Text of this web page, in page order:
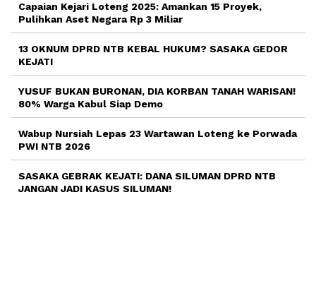
Capaian Kejari Loteng 2025: Amankan 15 Proyek,
Pulihkan Aset Negara Rp 3 Miliar
13 OKNUM DPRD NTB KEBAL HUKUM? SASAKA GEDOR
KEJATI
YUSUF BUKAN BURONAN, DIA KORBAN TANAH WARISAN!
80% Warga Kabul Siap Demo
Wabup Nursiah Lepas 23 Wartawan Loteng ke Porwada
PWI NTB 2026
SASAKA GEBRAK KEJATI: DANA SILUMAN DPRD NTB
JANGAN JADI KASUS SILUMAN!